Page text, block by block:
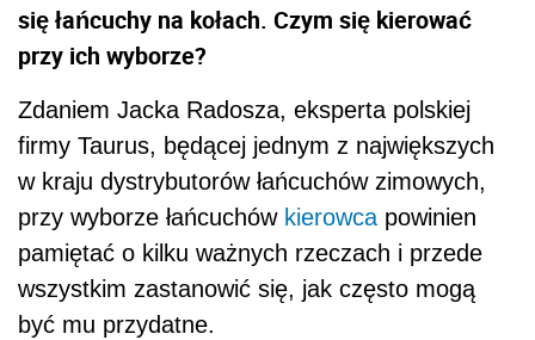
się łańcuchy na kołach. Czym się kierować
przy ich wyborze?
Zdaniem Jacka Radosza, eksperta polskiej
firmy Taurus, będącej jednym z największych
w kraju dystrybutorów łańcuchów zimowych,
przy wyborze łańcuchów kierowca powinien
pamiętać o kilku ważnych rzeczach i przede
wszystkim zastanowić się, jak często mogą
być mu przydatne.